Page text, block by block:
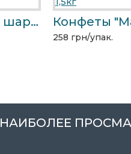
Вафельный шарик "Десерт-пломбир" 1,5кг
258 грн/упак.
НАИБОЛЕЕ